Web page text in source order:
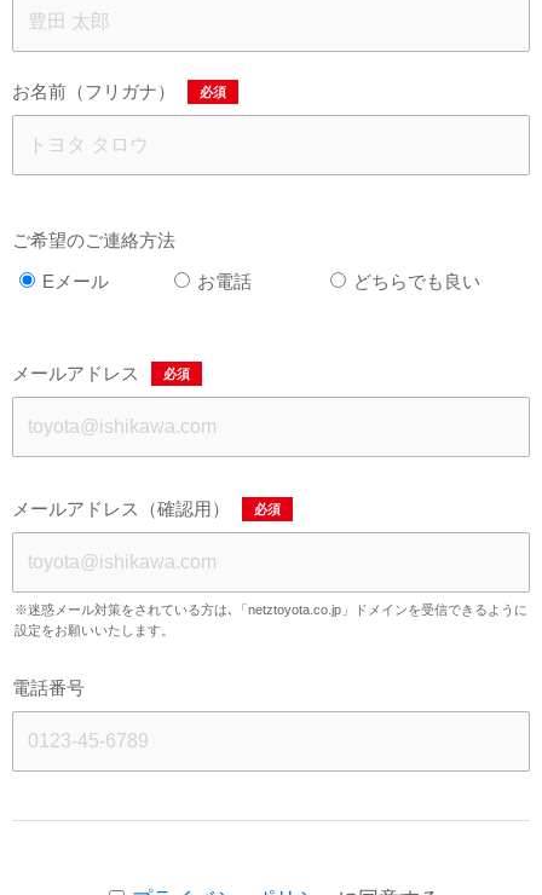
お名前（フリガナ） 必須
ご希望のご連絡方法
Eメール
お電話 どちらでも良い
メールアドレス 必須
メールアドレス（確認用） 必須
※迷惑メール対策をされている方は､「netztoyota.co.jp」ドメインを受信できるように
設定をお願いいたします。
電話番号